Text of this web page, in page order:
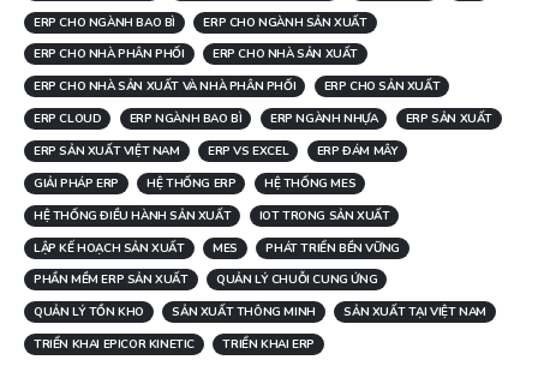
ERP CHO NGÀNH BAO BÌ
ERP CHO NGÀNH SẢN XUẤT
ERP CHO NHÀ PHÂN PHỐI
ERP CHO NHÀ SẢN XUẤT
ERP CHO NHÀ SẢN XUẤT VÀ NHÀ PHÂN PHỐI
ERP CHO SẢN XUẤT
ERP CLOUD
ERP NGÀNH BAO BÌ ERP NGÀNH NHỰA
ERP SẢN XUẤT
ERP SẢN XUẤT VIỆT NAM
ERP VS EXCEL
ERP ĐÁM MÂY
GIẢI PHÁP ERP
HỆ THỐNG ERP
HỆ THỐNG MES
HỆ THỐNG ĐIỀU HÀNH SẢN XUẤT
IOT TRONG SẢN XUẤT
LẬP KẾ HOẠCH SẢN XUẤT
MES
PHÁT TRIỂN BỀN VỮNG
PHẦN MỀM ERP SẢN XUẤT
QUẢN LÝ CHUỖI CUNG ỨNG
QUẢN LÝ TỒN KHO
SẢN XUẤT THÔNG MINH
SẢN XUẤT TẠI VIỆT NAM
TRIỂN KHAI EPICOR KINETIC
TRIỂN KHAI ERP